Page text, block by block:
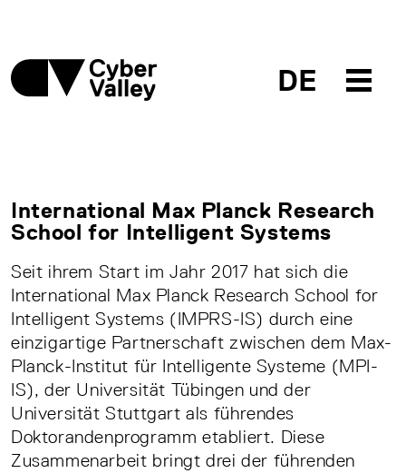
DE
International Max Planck Research
School for Intelligent Systems
Seit ihrem Start im Jahr 2017 hat sich die
International Max Planck Research School for
Intelligent Systems (IMPRS-IS) durch eine
einzigartige Partnerschaft zwischen dem Max-
Planck-Institut für Intelligente Systeme (MPI-
IS), der Universität Tübingen und der
Universität Stuttgart als führendes
Doktorandenprogramm etabliert. Diese
Zusammenarbeit bringt drei der führenden